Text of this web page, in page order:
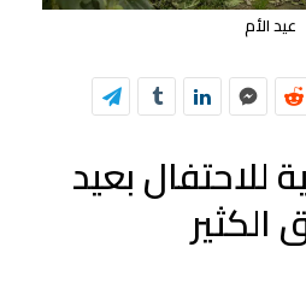
عيد الأم
للاحتفال بعيد
الكثير